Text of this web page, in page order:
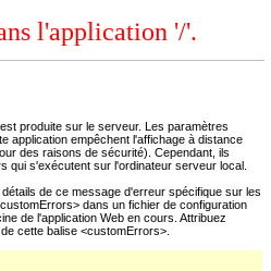
l'application '/'.
produite sur le serveur. Les paramètres
application empêchent l'affichage à distance
des raisons de sécurité). Cependant, ils
qui s'exécutent sur l'ordinateur serveur local.
de ce message d'erreur spécifique sur les
dans un fichier de configuration
de l'application Web en cours. Attribuez
cette balise <customErrors>.